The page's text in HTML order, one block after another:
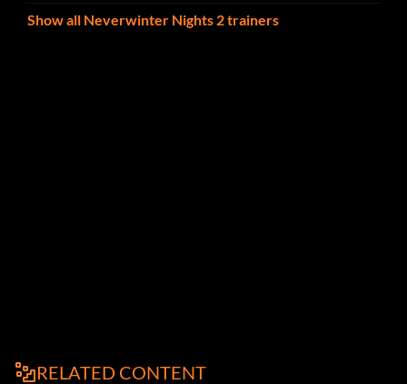
Show all Neverwinter Nights 2 trainers
RELATED CONTENT